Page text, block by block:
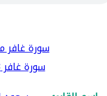
سورة غافر
سورة غافر mp3